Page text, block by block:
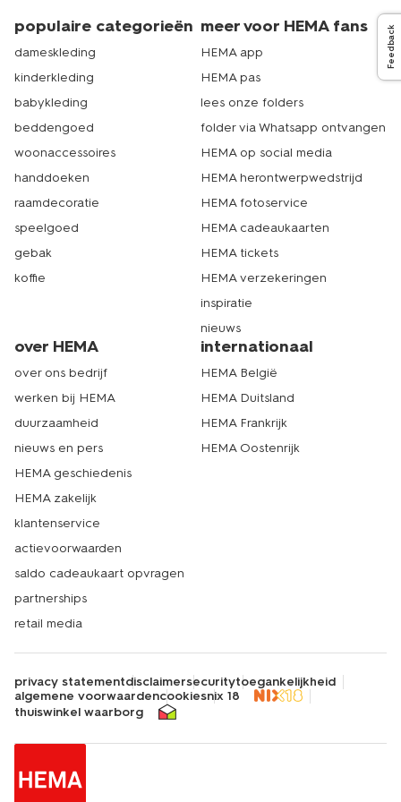
Feedback
populaire categorieën
dameskleding
kinderkleding
babykleding
beddengoed
woonaccessoires
handdoeken
raamdecoratie
speelgoed
gebak
koffie
meer voor HEMA fans
HEMA app
HEMA pas
lees onze folders
folder via Whatsapp ontvangen
HEMA op social media
HEMA herontwerpwedstrijd
HEMA fotoservice
HEMA cadeaukaarten
HEMA tickets
HEMA verzekeringen
inspiratie
nieuws
over HEMA
over ons bedrijf
werken bij HEMA
duurzaamheid
nieuws en pers
HEMA geschiedenis
HEMA zakelijk
klantenservice
actievoorwaarden
saldo cadeaukaart opvragen
partnerships
retail media
internationaal
HEMA België
HEMA Duitsland
HEMA Frankrijk
HEMA Oostenrijk
privacy statementdisclaimersecuritytoegankelijkheid
algemene voorwaardencookiesnix 18
thuiswinkel waarborg